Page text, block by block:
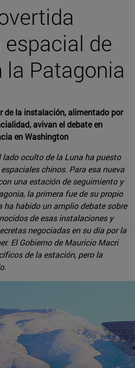
de
la Patagonia
de la instalación, alimentado por
avivan el debate en
en Washington
lado oculto de la Luna ha puesto
chinos. Para esa nueva
una estación de seguimiento y
la primera fue de su propio
ha habido un amplio debate sobre
de esas instalaciones y
negociadas en su día por la
El Gobierno de Mauricio Macri
de la estación, pero la